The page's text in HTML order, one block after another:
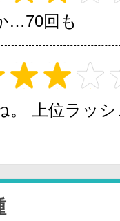
…70回も
。 上位ラッ